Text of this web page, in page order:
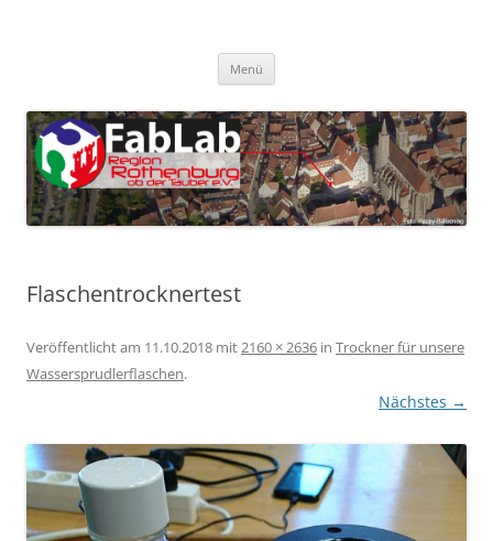
Menü
Flaschentrocknertest
Veröffentlicht am 11.10.2018 mit2160 × 2636 in Trockner für unsere
Wassersprudlerflaschen.
Nächstes →